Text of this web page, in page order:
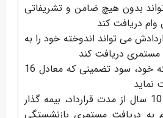
بدون هیچ ضامن و تشریفاتی
دریافت کند
می تواند اندوخته خود را به
دریافت کند
از محل اندوخته خود، سود تضمینی که معادل 16
نماید
بعد از گذشت 10 سال از مدت قرارداد، بیمه گذار
به دریافت مستمری بازنشستگی